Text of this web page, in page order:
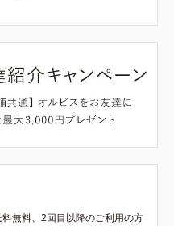
無料、2回目以降のご利用の方